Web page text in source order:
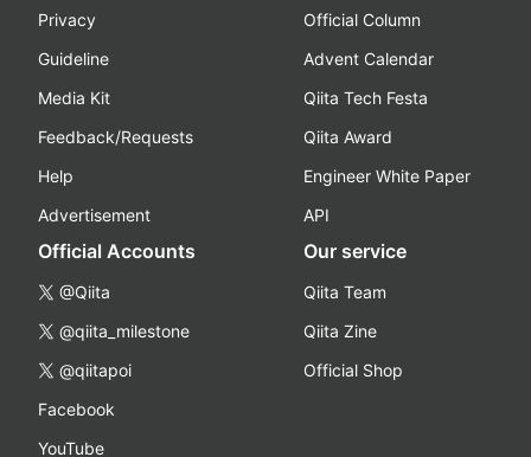
Privacy
Guideline
Media Kit
Feedback/Requests
Help
Advertisement
Official Column
Advent Calendar
Qiita Tech Festa
Qiita Award
Engineer White Paper
API
Official Accounts
@Qiita
@qiita_milestone
@qiitapoi
Facebook
YouTube
Our service
Qiita Team
Qiita Zine
Official Shop